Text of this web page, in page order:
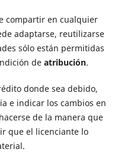
compartir en cualquier
adaptarse, reutilizarse
sólo están permitidas
deatribución.
donde sea debido,
e indicar los cambios en
de la manera que
que el licenciante lo